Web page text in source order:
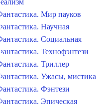
Мир пауков
Научная
Социальная
Технофэнтези
Триллер
Ужасы, мистика
Фэнтези
Эпическая